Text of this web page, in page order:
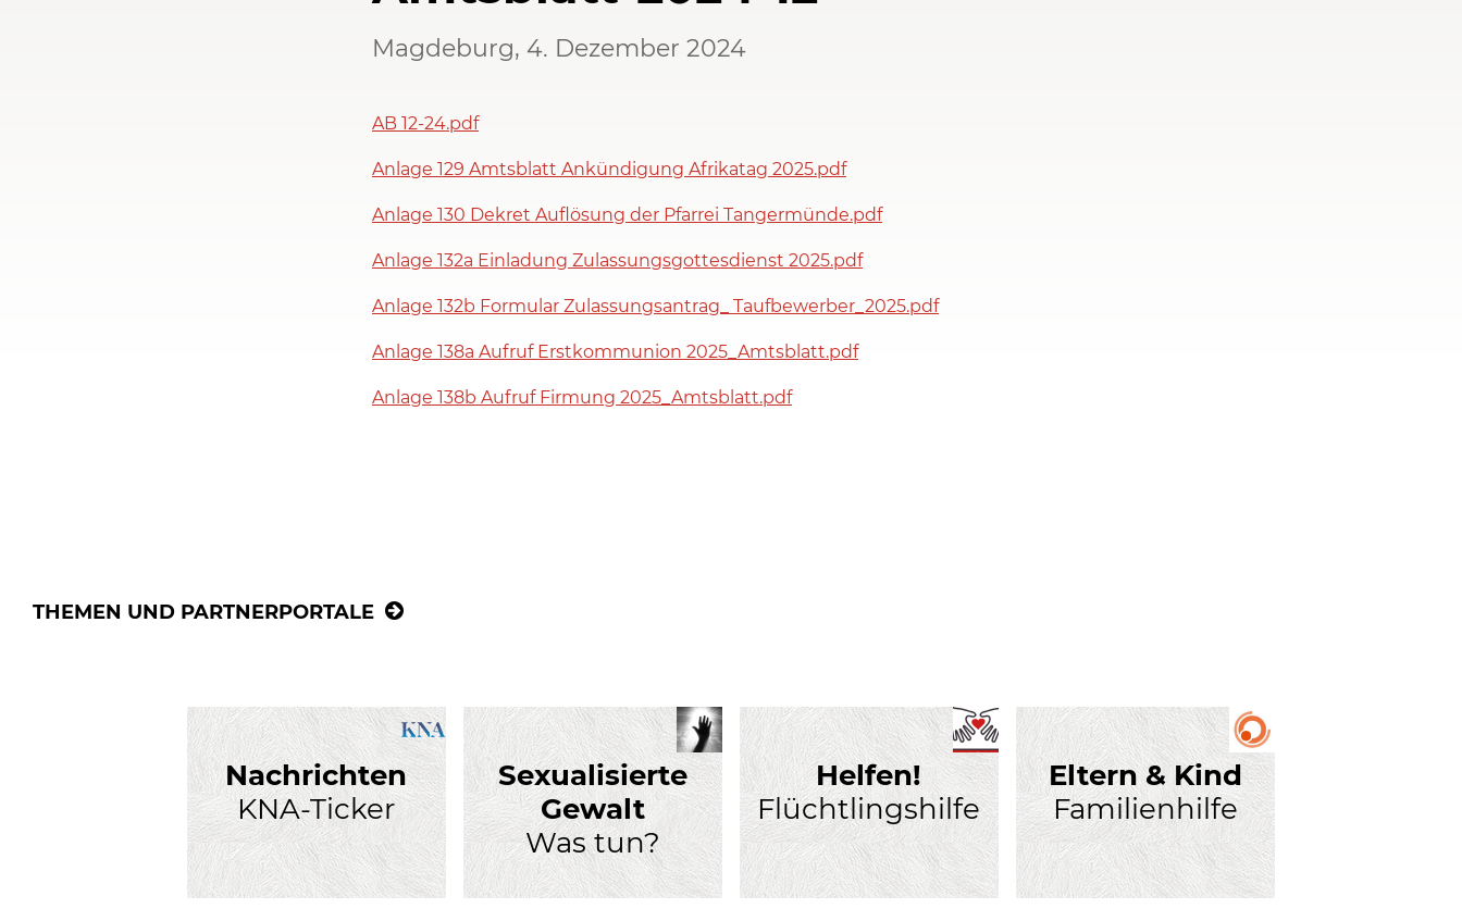
Magdeburg, 4. Dezember 2024
AB 12-24.pdf
Anlage 129 Amtsblatt Ankündigung Afrikatag 2025.pdf
Anlage 130 Dekret Auflösung der Pfarrei Tangermünde.pdf
Anlage 132a Einladung Zulassungsgottesdienst 2025.pdf
Anlage 132b Formular Zulassungsantrag_ Taufbewerber_2025.pdf
Anlage 138a Aufruf Erstkommunion 2025_Amtsblatt.pdf
Anlage 138b Aufruf Firmung 2025_Amtsblatt.pdf
THEMEN UND PARTNERPORTALE
Nachrichten
KNA-Ticker
Sexualisierte
Gewalt
Was tun?
Helfen!
Flüchtlingshilfe
Eltern & Kind
Familienhilfe